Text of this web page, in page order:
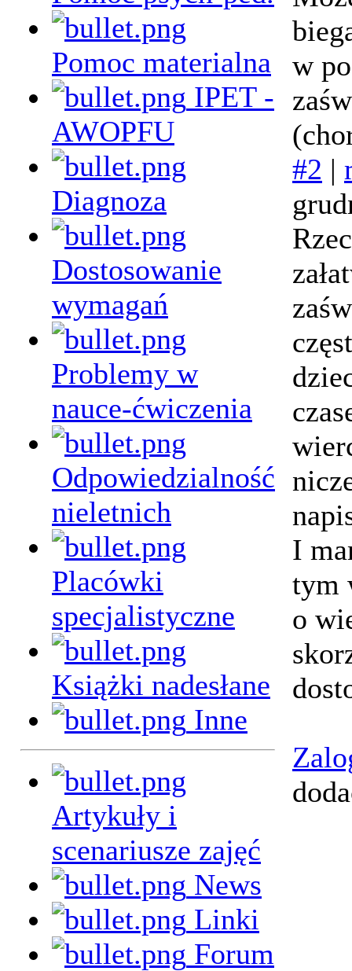
Pomoc materialna
IPET -
AWOPFU
Diagnoza
Dostosowanie
wymagań
Problemy w
nauce-ćwiczenia
Odpowiedzialność
nieletnich
Placówki
specjalistyczne
Książki nadesłane
Inne
Artykuły i
scenariusze zajęć
News
Linki
Forum
w
#2 |
I
tym
o